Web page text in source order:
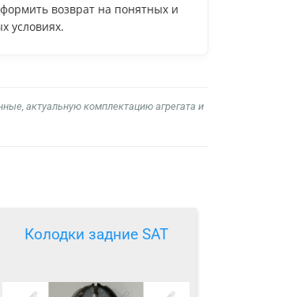
возврат на понятных и
условиях.
актуальную комплектацию агрегата и
Колодки задние SAT